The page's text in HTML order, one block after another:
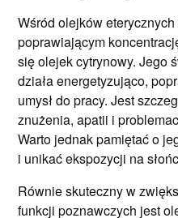
Wśród olejków
poprawiającym
się olejek cytrynowy. Jego
działa energetyzująco,
umysł do pracy. Jest
znużenia, apatii i
Warto jednak pamiętać o
i unikać ekspozycji na
Równie skuteczny w
funkcji poznawczych jest